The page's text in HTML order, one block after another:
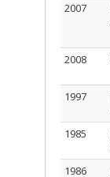
2007
2008
1997
1985
1986